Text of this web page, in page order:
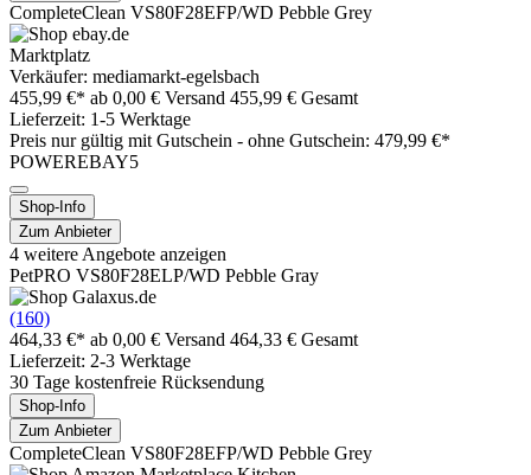
CompleteClean VS80F28EFP/WD Pebble Grey
Marktplatz
Verkäufer: mediamarkt-egelsbach
455,99 €* ab 0,00 € Versand 455,99 € Gesamt
Lieferzeit: 1-5 Werktage
Preis nur gültig mit Gutschein - ohne Gutschein: 479,99 €*
POWEREBAY5
Shop-Info
Zum Anbieter
4 weitere Angebote anzeigen
PetPRO VS80F28ELP/WD Pebble Gray
(160)
464,33 €* ab 0,00 € Versand 464,33 € Gesamt
Lieferzeit: 2-3 Werktage
30 Tage kostenfreie Rücksendung
Shop-Info
Zum Anbieter
CompleteClean VS80F28EFP/WD Pebble Grey